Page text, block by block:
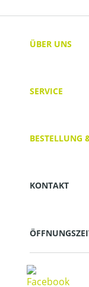
ÜBER UNS
SERVICE
BESTELLUNG
KONTAKT